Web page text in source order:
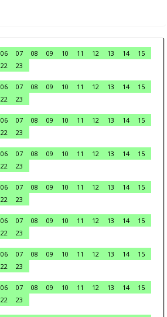
06 07 08 09 10 11 12 13 14
15
22
23
06 07 08 09 10 11 12 13 14
15
22
23
06 07 08 09 10 11 12 13 14
15
22
23
06 07 08 09 10 11 12 13 14
15
22
23
06 07 08 09 10 11 12 13 14
15
22
23
06 07 08 09 10 11 12 13 14
15
22
23
06 07 08 09 10 11 12 13 14
15
22
23
06 07 08 09 10 11 12 13 14
15
22
23